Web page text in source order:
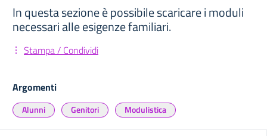
In questa sezione è possibile scaricare i moduli
necessari alle esigenze familiari.
Stampa / Condividi
Argomenti
Alunni Genitori Modulistica